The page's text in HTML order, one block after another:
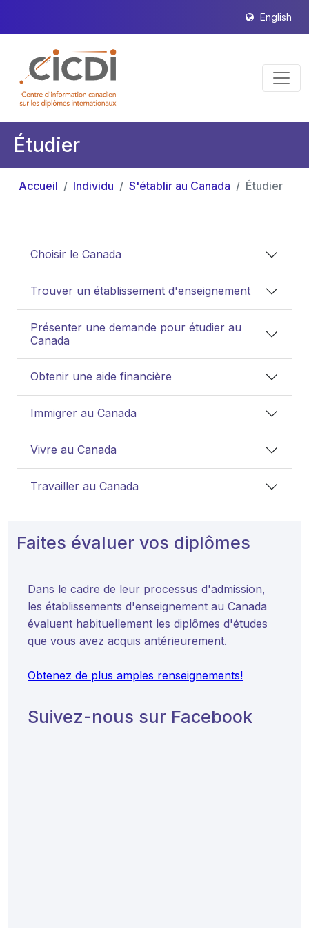
English
Étudier
Accueil Individu S'établir au Canada Étudier
Choisir le Canada
Trouver un établissement d'enseignement
Présenter une demande pour étudier au
Canada
Obtenir une aide financière
Immigrer au Canada
Vivre au Canada
Travailler au Canada
Faites évaluer vos diplômes
Dans le cadre de leur processus d'admission,
les établissements d'enseignement au Canada
évaluent habituellement les diplômes d'études
que vous avez acquis antérieurement.
Obtenez de plus amples renseignements!
Suivez-nous sur Facebook